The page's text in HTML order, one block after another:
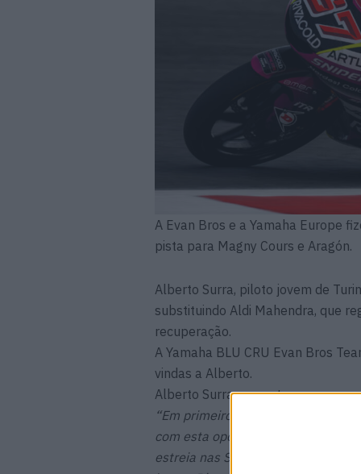
A Evan Bros e a Yamaha Europe
pista para Magny Cours e Aragón.
Alberto Surra, piloto jovem de
substituindo Aldi Mahendra, que
recuperação.
A Yamaha BLU CRU Evan Bros
vindas a Alberto.
Alberto Surra comentou:
“Em primeiro lugar, desejo uma
com esta oportunidade, e agradeço
estreia nas Supersport, mas fazê-